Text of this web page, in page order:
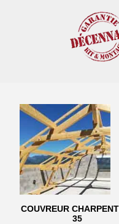
COUVREUR
35